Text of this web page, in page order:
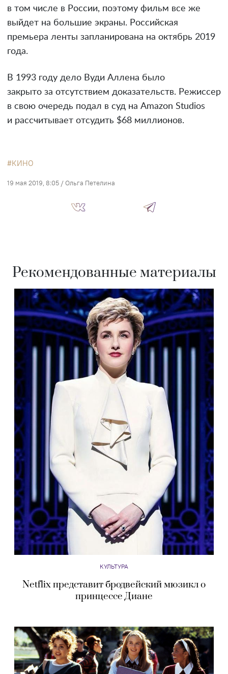
в том числе в России, поэтому фильм все же
выйдет на большие экраны. Российская
премьера ленты запланирована на октябрь 2019
года.
В 1993 году дело Вуди Аллена было
закрыто за отсутствием доказательств. Режиссер
в свою очередь подал в суд на Amazon Studios
и рассчитывает отсудить $68 миллионов.
КИНО
19 мая 2019, 8:05 / Ольга Петелина
Рекомендованные материалы
КУЛЬТУРА
Netflix представит бродвейский мюзикл о
принцессе Диане